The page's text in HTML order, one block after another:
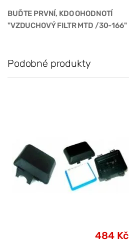
BUĎTE PRVNÍ, KDO OHODNOTÍ
"VZDUCHOVÝ FILTR MTD /30-166"
Podobné produkty
484 Kč